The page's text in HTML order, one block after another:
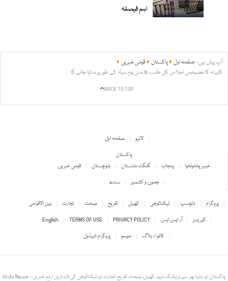
اہم فیصلہ
آپ یہاں ہیں: صفحہ اول پاکستان
قومی خبریں
کابینہ کا خصوصی اجلاس کل طلب، 9 مئی یومِ سیاہ کے طور پر منایا جائے گا
BACK TO TOP
صفحہ اول
لائیو
پاکستان
قومی خبریں
بلوچستان گلگت بلتستان پنجاب
خیبر پختونخوا
سندھ
جموں و کشمیر
بین الاقوامی تجارت صحت تفریح کھیل ٹیکنالوجی دلچسپ
پروگرام
English
TERMS OF USE PRIVACY POLICY آر ایس ایس
کیریئرز
پروگرام شیڈول
موسم کالم / بلاگ
Urdu News - پاکستان اور دنیا بھر سے بریکنگ نیوز، کھیل، صحت، تفریح، تجارت اور ٹیکنالوجی کی تازہ ترین اردو خبریں